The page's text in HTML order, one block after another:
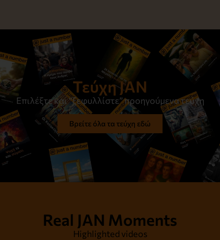
Τεύχη JAN
Επιλέξτε και “ξεφυλλίστε” προηγούμενα τεύχη
Βρείτε όλα τα τεύχη εδώ
Real JAN Moments
Highlighted videos